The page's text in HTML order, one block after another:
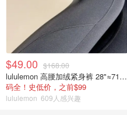
$49.00 $168.00
lululemon 高腰加绒紧身裤 28"≈71cm 5个口袋
码全！史低价，之前$99
lululemon 609人感兴趣